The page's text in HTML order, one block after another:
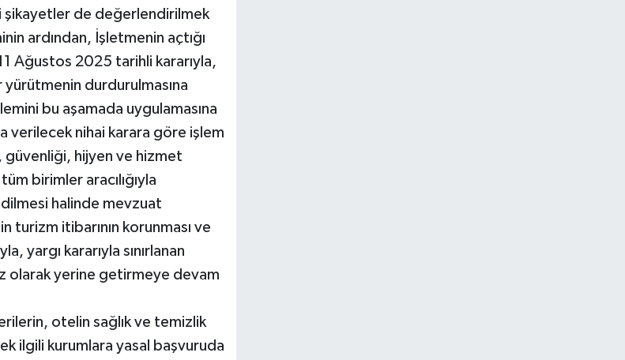
de değerlendirilmek
ardından, İşletmenin açtığı
Ağustos 2025 tarihli kararıyla,
yürütmenin durdurulmasına
bu aşamada uygulamasına
verilecek nihai karara göre işlem
güvenliği, hijyen ve hizmet
birimler aracılığıyla
halinde mevzuat
turizm itibarının korunması ve
yargı kararıyla sınırlanan
olarak yerine getirmeye devam
otelin sağlık ve temizlik
ilgili kurumlara yasal başvuruda